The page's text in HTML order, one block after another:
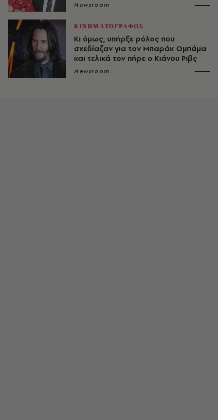
Newsroom
ΚΙΝΗΜΑΤΟΓΡΑΦΟΣ
Κι όμως, υπήρξε ρόλος που
σχεδίαζαν για τον Μπαράκ Ομπάμα
και τελικά τον πήρε ο Κιάνου Ριβς
Newsroom